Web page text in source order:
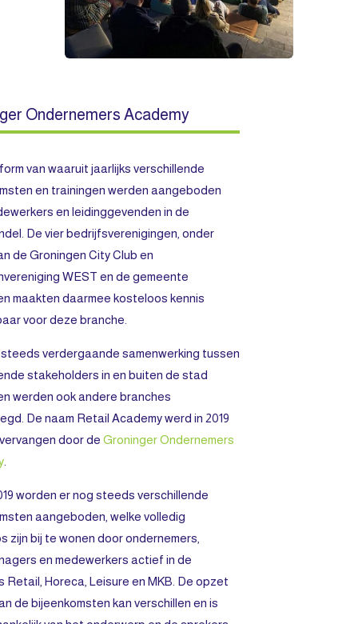
Ondernemers Academy
van waaruit jaarlijks verschillende
en trainingen werden aangeboden
en leidinggevenden in de
De vier bedrijfsverenigingen, onder
de Groningen City Club en
WEST en de gemeente
maakten daarmee kosteloos kennis
voor deze branche.
verdergaande samenwerking tussen
stakeholders in en buiten de stad
werden ook andere branches
De naam Retail Academy werd in 2019
door de Groninger Ondernemers
.
worden er nog steeds verschillende
aangeboden, welke volledig
zijn bij te wonen door ondernemers,
en medewerkers actief in de
Retail, Horeca, Leisure en MKB. De opzet
de bijeenkomsten kan verschillen en is